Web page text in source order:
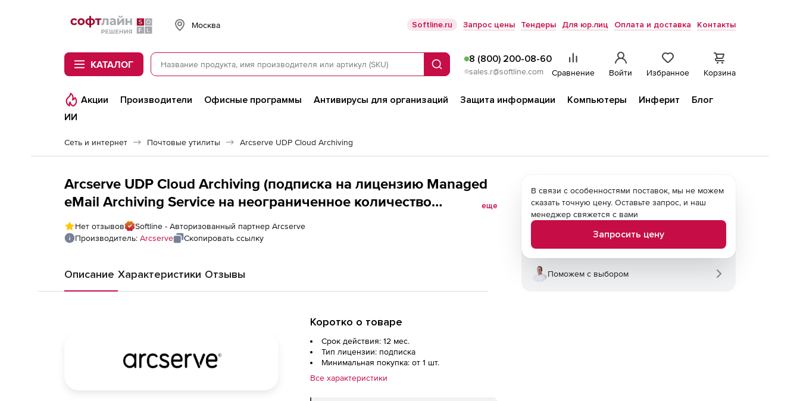
Softline
Москва Softline.ru Запрос цены Тендеры Для юр.лиц Оплата и доставка Контакты
КАТАЛОГ Поиск
8 (800) 200-08-60
sales.r@softline.com Сравнение Войти Избранное Корзина
Акции Производители Офисные программы Антивирусы для организаций Защита информации Компьютеры Инферит
Блог
ИИ
Сеть и интернет Почтовые утилиты Arcserve UDP Cloud Archiving
Arcserve UDP Cloud Archiving (подписка на лицензию Managed
eMail Archiving Service на неограниченное количество
пользователей для коммерческих учреждений на 1 год), 20TB
Storage Capacity
еще
Нет отзывов
Softline - Авторизованный партнер Arcserve
Производитель: Arcserve Скопировать ссылку
Описание Характеристики Отзывы
Коротко о товаре
Срок действия: 12 мес.
Тип лицензии: подписка
Минимальная покупка: от 1 шт.
Все характеристики
В связи с особенностями поставок, мы не можем
сказать точную цену. Оставьте запрос, и наш
менеджер свяжется с вами
Запросить цену
Поможем с выбором